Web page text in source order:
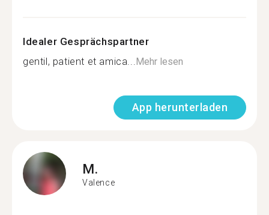
Idealer Gesprächspartner
gentil, patient et amica... Mehr lesen
App herunterladen
M.
Valence